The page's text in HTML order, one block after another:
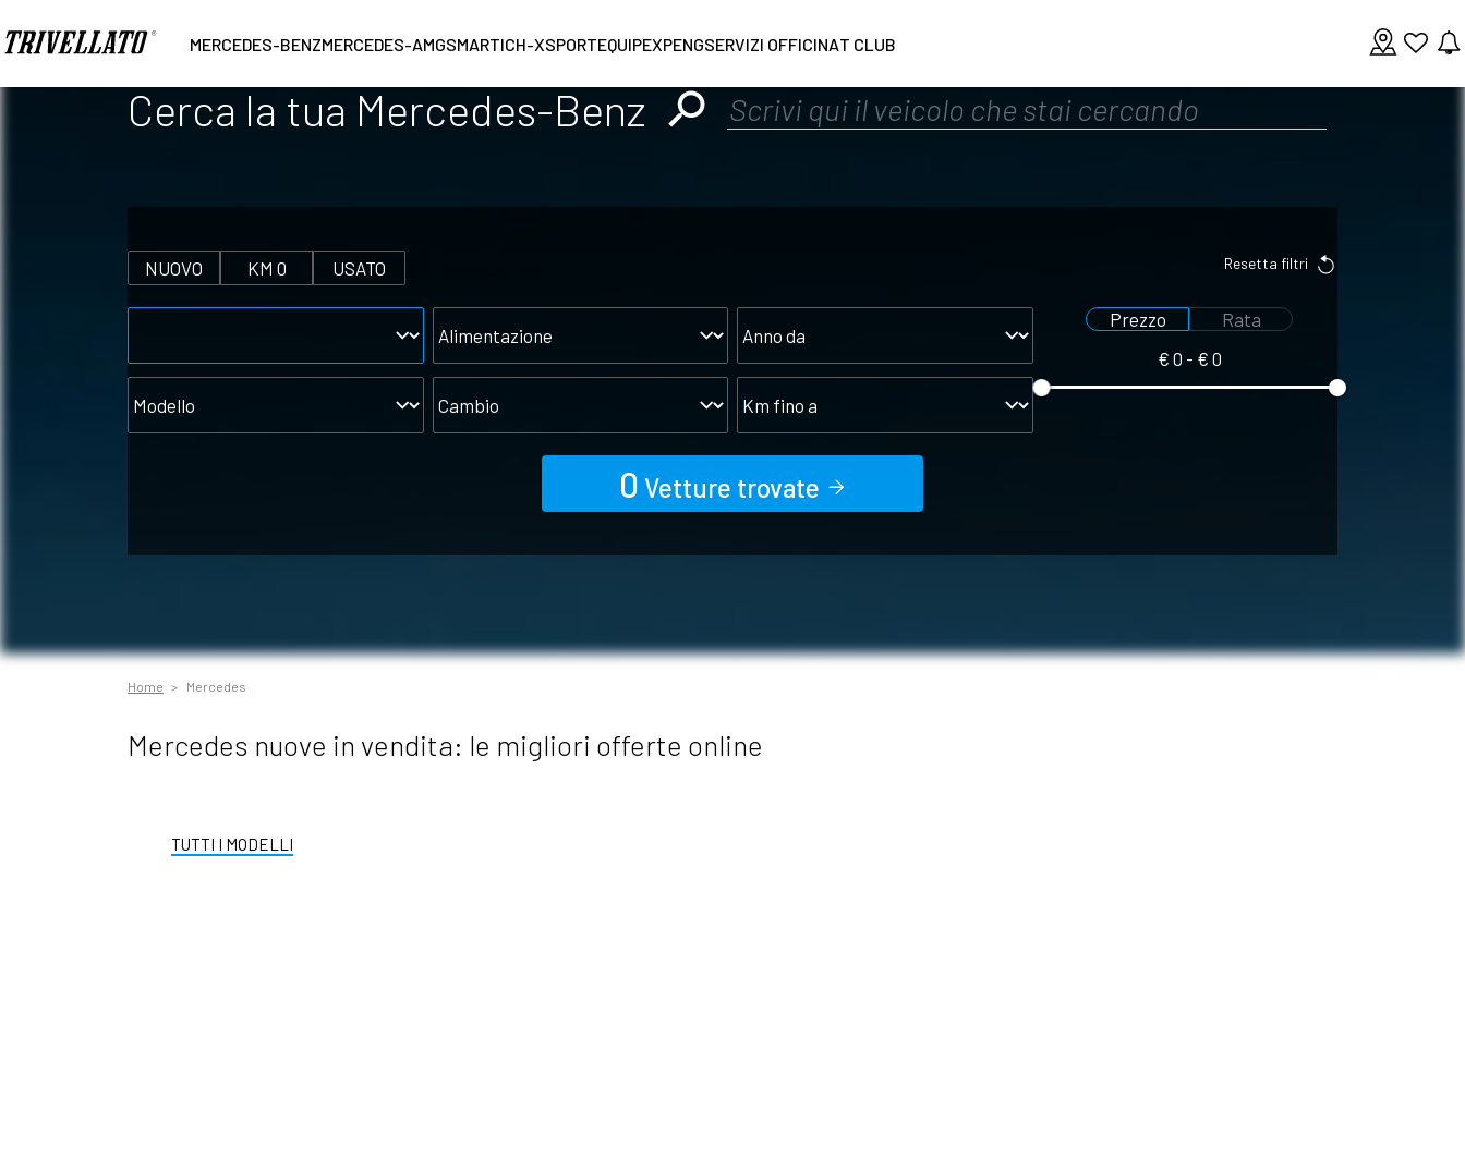
MERCEDES-BENZMERCEDES-AMGSMARTICH-XSPORTEQUIPEXPENGSERVIZI OFFICINAT CLUB
Home Mercedes
Mercedes nuove in vendita: le migliori offerte online
TUTTI I MODELLI
Cerca la tua Mercedes-Benz
NUOVO KM 0 USATO Resetta filtri
da
fino
a
Prezzo
Rata
€ 0 - € 0
Seleziona
Seleziona
0 Vetture trovate